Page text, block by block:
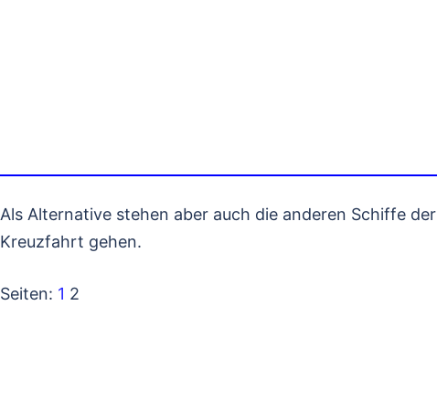
Als Alternative stehen aber auch die anderen Schiffe der
Kreuzfahrt gehen.
Seiten: 1 2